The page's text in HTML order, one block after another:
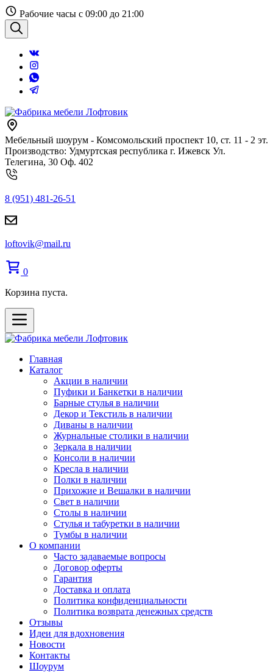
Перейти
к
содержанию
Рабочие часы с 09:00 до 21:00
Поиск
Мебельный шоурум - Комсомольский проспект 10, ст. 11 - 2 эт.
Производство: Удмуртская республика г. Ижевск Ул.
Телегина, 30 Оф. 402
8 (951) 481-26-51
loftovik@mail.ru
0
Корзина пуста.
Главная
Каталог
Акции в наличии
Пуфики и Банкетки в наличии
Барные стулья в наличии
Декор и Текстиль в наличии
Диваны в наличии
Журнальные столики в наличии
Зеркала в наличии
Консоли в наличии
Кресла в наличии
Полки в наличии
Прихожие и Вешалки в наличии
Свет в наличии
Столы в наличии
Стулья и табуретки в наличии
Тумбы в наличии
О компании
Часто задаваемые вопросы
Договор оферты
Гарантия
Доставка и оплата
Политика конфиденциальности
Политика возврата денежных средств
Отзывы
Идеи для вдохновения
Новости
Контакты
Шоурум